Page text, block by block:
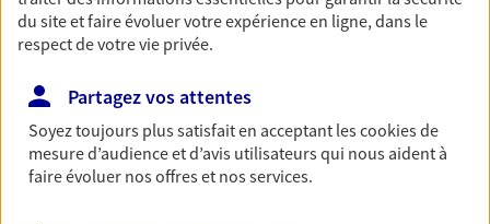
Épargne
immobilier, études des enfants ou voyage autour
du monde… Épargnez à votre rythme et
simplement, selon votre profil.
du site et faire évoluer votre expérience en ligne, dans le
respect de votre vie privée.
Partagez vos attentes
Soyez toujours plus satisfait en acceptant lescookiesde
mesure d’audience et d’avis utilisateurs qui nous aident à
faire évoluer nos offres et nos services.